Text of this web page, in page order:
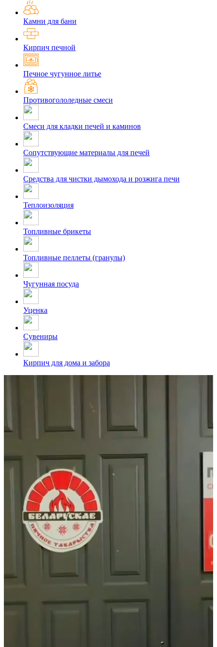
Камни для бани
Кирпич печной
Печное чугунное литье
Противогололедные смеси
Смеси для кладки печей и каминов
Сопутствующие материалы для печей
Средства для чистки дымохода и розжига печи
Теплоизоляция
Топливные брикеты
Топливные пеллеты (гранулы)
Чугунная посуда
Уценка
Сувениры
Кирпич для дома и забора